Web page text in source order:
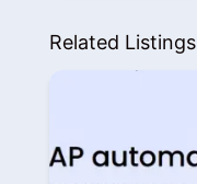
Related Listings